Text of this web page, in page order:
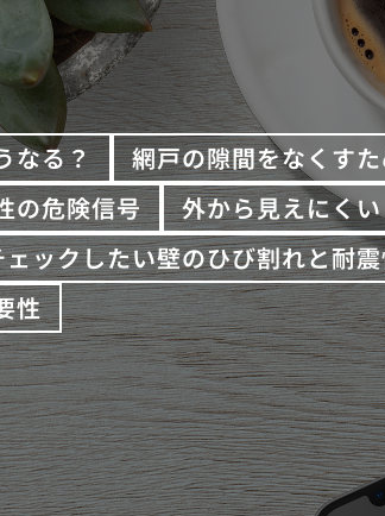
なる？
網戸の隙間をなくす
の危険信号
外から見えにく
ックしたい壁のひび割れと耐
性